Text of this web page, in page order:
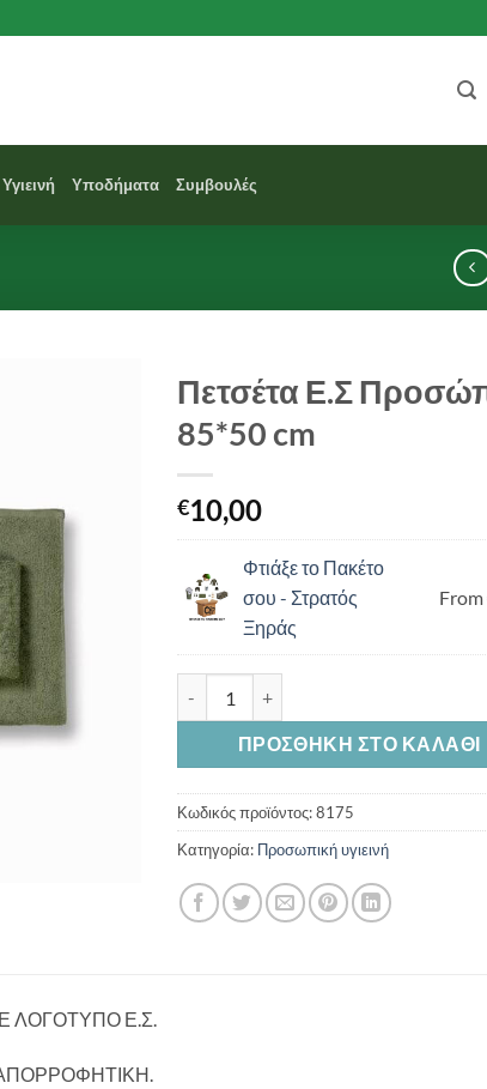
Υποδήματα Συμβουλές
Πετσέτα Ε.Σ
85*50 cm
€10,00
Φτιάξε το Πακέτο
σου - Στρατός
Ξηράς
From
ΠΡΟΣΘΉΚΗ ΣΤΟ ΚΑΛΆΘΙ
Κωδικός προϊόντος:8175
Κατηγορία: Προσωπική υγιεινή
ΛΟΓΟΤΥΠΟ Ε.Σ.